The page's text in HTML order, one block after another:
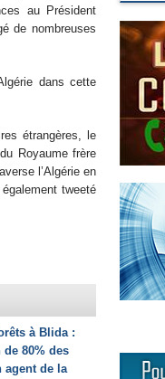
au Président
de nombreuses
dans cette
étrangères, le
Royaume frère
l’Algérie en
tweeté
à Blida :
80% des
agent de la